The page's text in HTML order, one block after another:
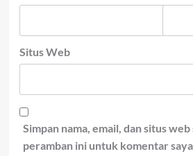
Situs Web
Simpan nama, email, dan situs web
peramban ini untuk komentar